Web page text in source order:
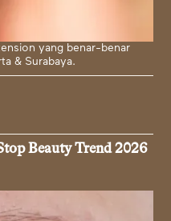
yang benar-benar
& Surabaya.
Beauty Trend 2026